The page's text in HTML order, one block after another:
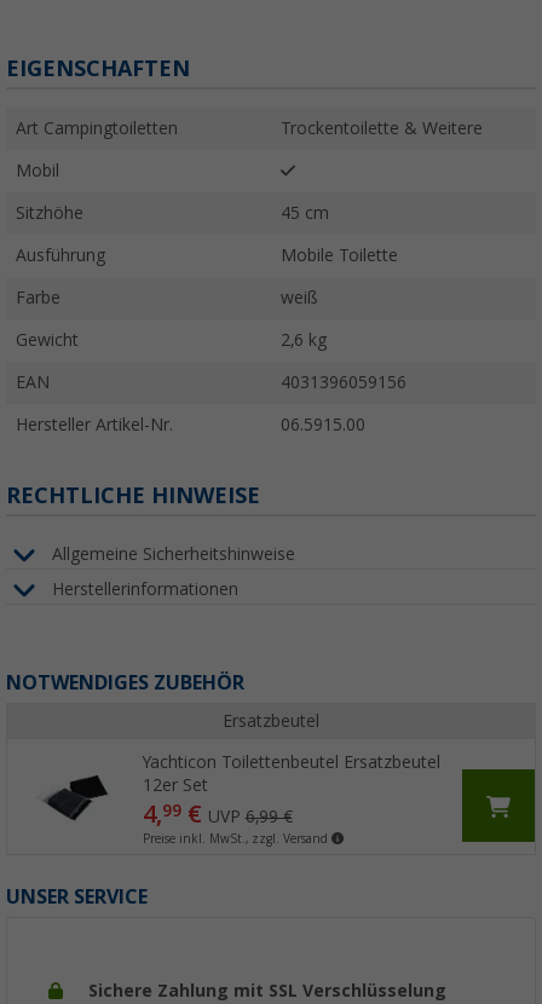
EIGENSCHAFTEN
Art Campingtoiletten Trockentoilette & Weitere
Mobil
Sitzhöhe 45 cm
Ausführung Mobile Toilette
Farbe weiß
Gewicht 2,6 kg
EAN 4031396059156
Hersteller Artikel-Nr. 06.5915.00
RECHTLICHE HINWEISE
Allgemeine Sicherheitshinweise
Herstellerinformationen
NOTWENDIGES ZUBEHÖR
Ersatzbeutel
Yachticon Toilettenbeutel Ersatzbeutel
12er Set
4,99€ UVP6,99 €
Preise inkl. MwSt., zzgl. Versand
UNSER SERVICE
Sichere Zahlung mit SSL Verschlüsselung